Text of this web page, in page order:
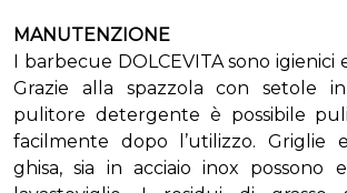
MANUTENZIONE
I barbecue DOLCEVITA sono igienici
Grazie alla spazzola con setole
pulitore detergente è possibile
facilmente dopo l’utilizzo. Griglie
ghisa, sia in acciaio inox possono